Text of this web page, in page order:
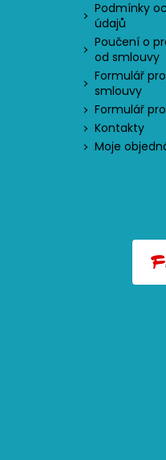
Podmínky
údajů
Poučení o
od smlouvy
Formulář
smlouvy
Formulář
Kontakty
Moje